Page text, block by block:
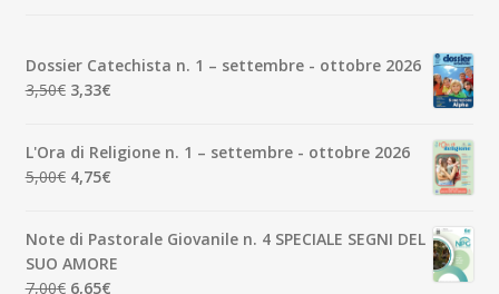
Dossier Catechista n. 1 – settembre - ottobre 2026
3,50€ Il
era:
3,50€.
3,33€Il
è:
3,33€.
L'Ora di Religione n. 1 – settembre - ottobre 2026
5,00€ Il
era:
5,00€.
4,75€Il
è:
4,75€.
Note di Pastorale Giovanile n. 4 SPECIALE SEGNI DEL
SUO AMORE
7,00€ Il
6,65€Il